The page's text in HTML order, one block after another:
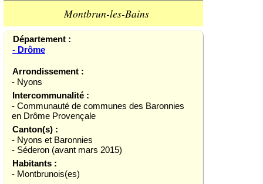
Montbrun-les-Bains
Département :
- Drôme
Arrondissement :
- Nyons
Intercommunalité :
- Communauté de communes des Baronnies
en Drôme Provençale
Canton(s) :
- Nyons et Baronnies
- Séderon (avant mars 2015)
Habitants :
- Montbrunois(es)